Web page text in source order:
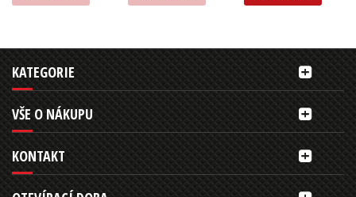
KATEGORIE
VŠE O NÁKUPU
KONTAKT